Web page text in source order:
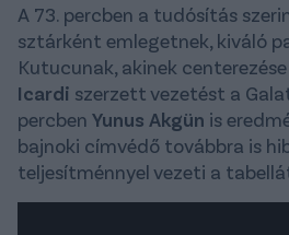
A 73. percben a tudósítás
sztárként emlegetnek, kiváló
Kutucunak, akinek
Icardi szerzett vezetést a
percben Yunus Akgün is
bajnoki címvédő továbbra is
teljesítménnyel vezeti a